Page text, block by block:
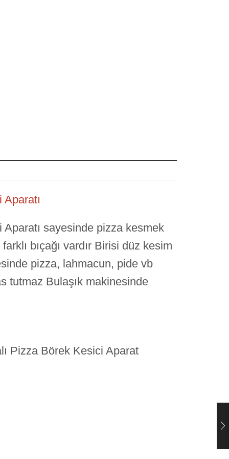
sayesinde pizza kesmek
bıçağı vardır Birisi düz kesim
pizza, lahmacun, pide vb
tutmaz Bulaşık makinesinde
Pizza Börek Kesici Aparat